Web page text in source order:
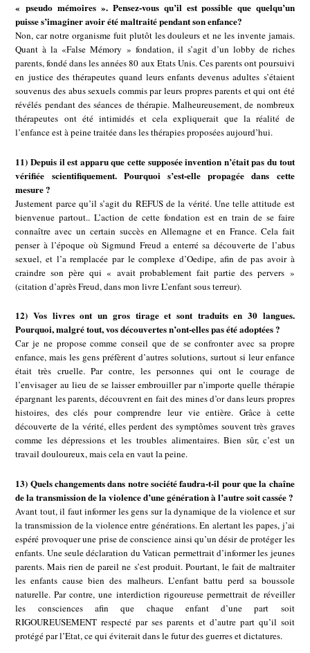
« pseudo mémoires ». Pensez-vous qu’il est possible que quelqu’un
puisse s’imaginer avoir été maltraité pendant son enfance?
Non, car notre organisme fuit plutôt les douleurs et ne les invente jamais.
Quant à la «False Mémory » fondation, il s’agit d’un lobby de riches
parents, fondé dans les années 80 aux Etats Unis. Ces parents ont poursuivi
en justice des thérapeutes quand leurs enfants devenus adultes s’étaient
souvenus des abus sexuels commis par leurs propres parents et qui ont été
révélés pendant des séances de thérapie. Malheureusement, de nombreux
thérapeutes ont été intimidés et cela expliquerait que la réalité de
l’enfance est à peine traitée dans les thérapies proposées aujourd’hui.
11) Depuis il est apparu que cette supposée invention n’était pas du tout
vérifiée scientifiquement. Pourquoi s’est-elle propagée dans cette
mesure ?
Justement parce qu’il s’agit du REFUS de la vérité. Une telle attitude est
bienvenue partout.. L’action de cette fondation est en train de se faire
connaître avec un certain succès en Allemagne et en France. Cela fait
penser à l’époque où Sigmund Freud a enterré sa découverte de l’abus
sexuel, et l’a remplacée par le complexe d’Oedipe, afin de pas avoir à
craindre son père qui « avait probablement fait partie des pervers »
(citation d’après Freud, dans mon livre L’enfant sous terreur).
12) Vos livres ont un gros tirage et sont traduits en 30 langues.
Pourquoi, malgré tout, vos découvertes n’ont-elles pas été adoptées ?
Car je ne propose comme conseil que de se confronter avec sa propre
enfance, mais les gens préfèrent d’autres solutions, surtout si leur enfance
était très cruelle. Par contre, les personnes qui ont le courage de
l’envisager au lieu de se laisser embrouiller par n’importe quelle thérapie
épargnant les parents, découvrent en fait des mines d’or dans leurs propres
histoires, des clés pour comprendre leur vie entière. Grâce à cette
découverte de la vérité, elles perdent des symptômes souvent très graves
comme les dépressions et les troubles alimentaires. Bien sûr, c’est un
travail douloureux, mais cela en vaut la peine.
13) Quels changements dans notre société faudra-t-il pour que la chaîne
de la transmission de la violence d’une génération à l’autre soit cassée ?
Avant tout, il faut informer les gens sur la dynamique de la violence et sur
la transmission de la violence entre générations. En alertant les papes, j’ai
espéré provoquer une prise de conscience ainsi qu’un désir de protéger les
enfants. Une seule déclaration du Vatican permettrait d’informer les jeunes
parents. Mais rien de pareil ne s’est produit. Pourtant, le fait de maltraiter
les enfants cause bien des malheurs. L’enfant battu perd sa boussole
naturelle. Par contre, une interdiction rigoureuse permettrait de réveiller
les consciences afin que chaque enfant d’une part soit
RIGOUREUSEMENT respecté par ses parents et d’autre part qu’il soit
protégé par l’Etat, ce qui éviterait dans le futur des guerres et dictatures.